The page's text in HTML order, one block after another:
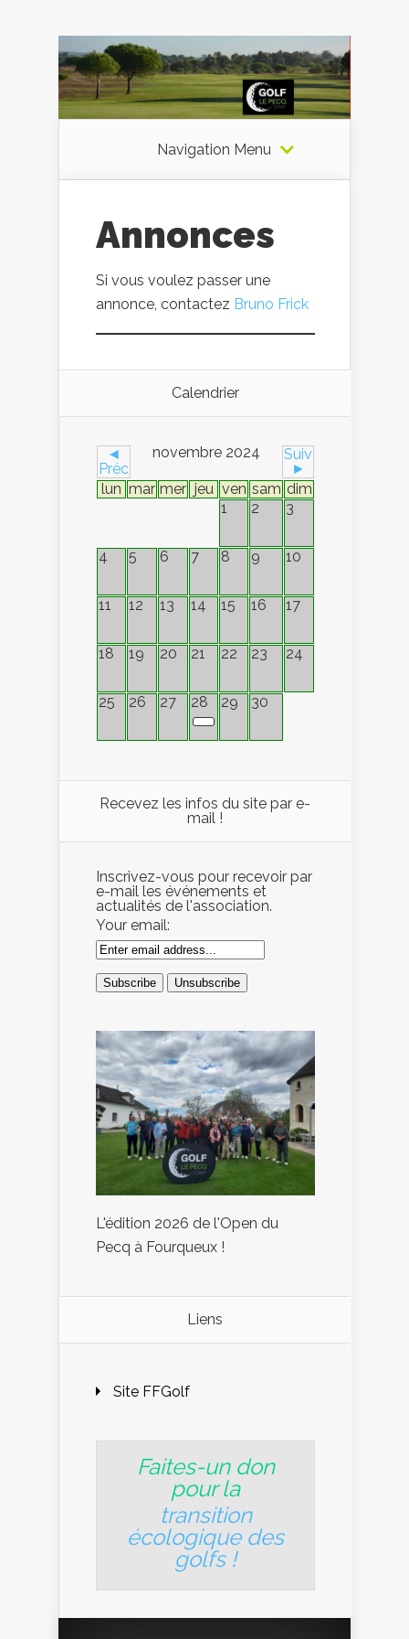
Navigation Menu
Annonces
Si vous voulez passer une
annonce, contactez Bruno Frick
Calendrier
◄
Préc
novembre 2024
Suiv
►
lun mar mer jeu ven sam dim
1
2 3
4 5 6 7 8 9 10
11 12 13 14 15 16 17
18 19 20 21 22 23 24
25 26 27 28 29 30
Recevez les infos du site par e-
mail !
Inscrivez-vous pour recevoir par
e-mail les événements et
actualités de l'association.
Your email:
L'édition 2026 de l'Open du
Pecq à Fourqueux !
Liens
Site FFGolf
Faites-un don
pour la
transition
écologique des
golfs!